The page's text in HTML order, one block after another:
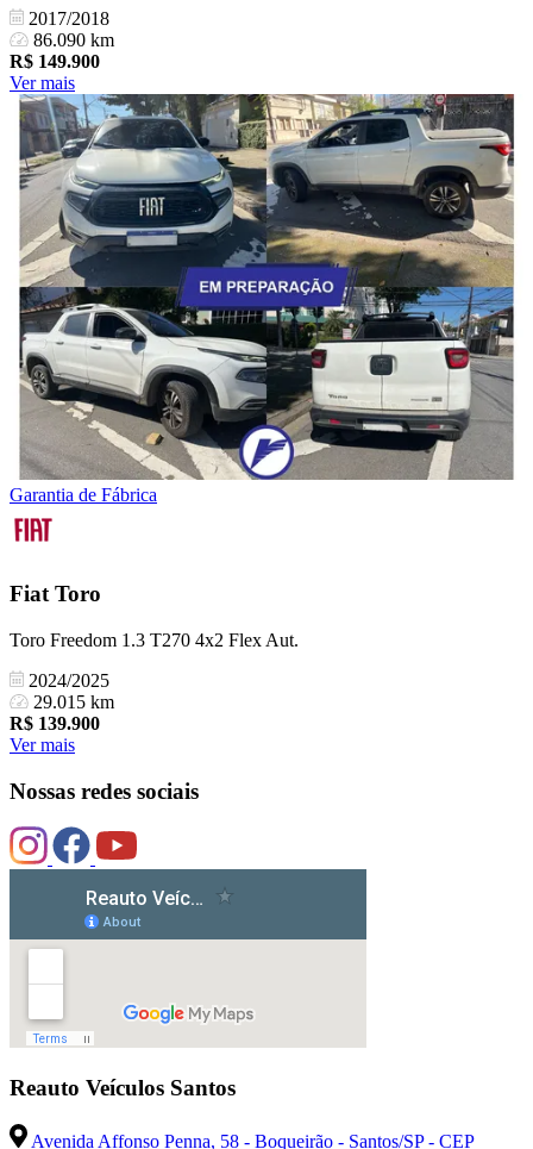
2017/2018
86.090 km
R$ 149.900
Ver mais
Garantia de Fábrica
Fiat Toro
Toro Freedom 1.3 T270 4x2 Flex Aut.
2024/2025
29.015 km
R$ 139.900
Ver mais
Nossas redes sociais
Reauto Veículos Santos
Avenida Affonso Penna, 58 - Boqueirão - Santos/SP - CEP